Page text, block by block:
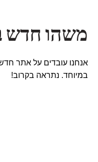
משהו חדש
אנחנו עובדים על אתר
במיוחד. נתראה בקרוב!